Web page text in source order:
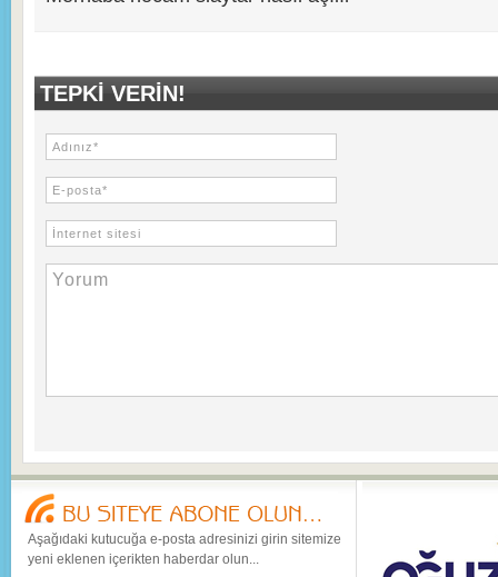
TEPKI VERIN!
Aşağıdaki kutucuğa e-posta adresinizi girin sitemize
yeni eklenen içerikten haberdar olun...